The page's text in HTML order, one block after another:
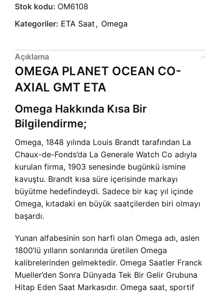
Stok kodu: OM6108
Kategoriler: ETA Saat , Omega
Açıklama
OMEGA PLANET OCEAN CO-
AXIAL GMT ETA
Omega Hakkında Kısa Bir
Bilgilendirme;
Omega, 1848 yılında Louis Brandt tarafından La
Chaux-de-Fonds’da La Generale Watch Co adıyla
kurulan firma, 1903 senesinde bugünkü ismine
kavuştu. Brandt kısa süre içerisinde markayı
büyütme hedefindeydi. Sadece bir kaç yıl içinde
Omega, kıtadaki en büyük saatçilerden biri olmayı
başardı.
Yunan alfabesinin son harfi olan Omega adı, aslen
1800’lü yılların sonlarında üretilen Omega
kalibrelerinden gelmektedir. Omega Saatler Franck
Mueller’den Sonra Dünyada Tek Bir Gelir Grubuna
Hitap Eden Saat Markasıdır. Omega saat, sportif